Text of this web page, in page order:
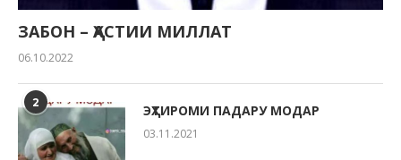
ЗАБОН – ҲАСТИИ МИЛЛАТ
06.10.2022
2 ЭҲТИРОМИ ПАДАРУ МОДАР
03.11.2021